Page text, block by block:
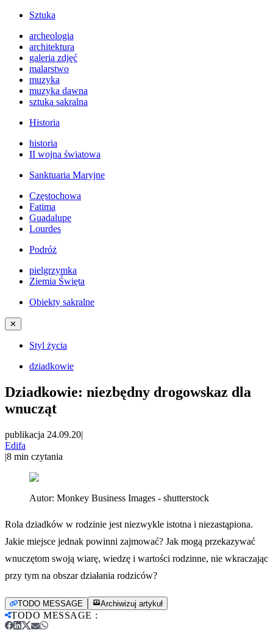
Sztuka
archeologia
architektura
galeria zdjęć
malarstwo
muzyka
muzyka dawna
sztuka sakralna
Historia
historia
II wojna światowa
Sanktuaria Maryjne
Częstochowa
Fatima
Guadalupe
Lourdes
Podróż
pielgrzymka
Ziemia Święta
Obiekty sakralne
✕
Styl życia
dziadkowie
Dziadkowie: niezbędny drogowskaz dla
wnucząt
publikacja 24.09.20|
Edifa
|8 min czytania
Autor: Monkey Business Images - shutterstock
Rola dziadków w rodzinie jest niezwykle istotna i niezastąpiona.
Jakie miejsce jednak powinni zajmować? Jak mogą przekazywać
wnuczętom swoją wiarę, wiedzę i wartości rodzinne, nie wkraczając
przy tym na obszar działania rodziców?
TODO MESSAGE Archiwizuj artykuł
TODO MESSAGE :